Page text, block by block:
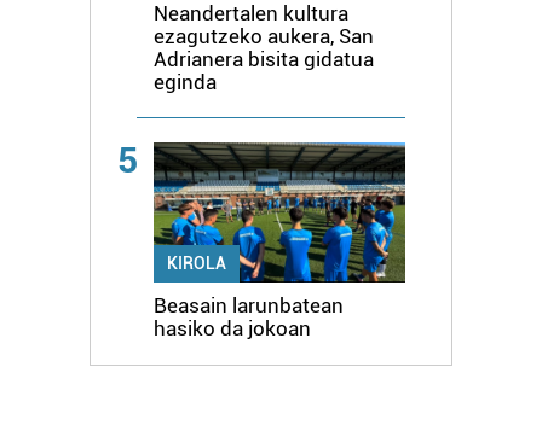
Neandertalen kultura
ezagutzeko aukera, San
Adrianera bisita gidatua
eginda
5
KIROLA
Beasain larunbatean
hasiko da jokoan